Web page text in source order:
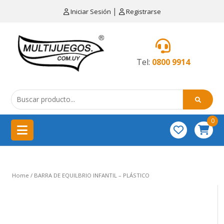
Iniciar Sesión | Registrarse
Tel: 0800 9914
MENÚ
de
cocina
China
importación
0
Home / BARRA DE EQUILBRIO INFANTIL – PLÁSTICO